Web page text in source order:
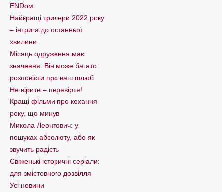
ENDом
Найкращі трилери 2022 року
– інтрига до останньої
хвилини
Місяць одруження має
значення. Він може багато
розповісти про ваш шлюб.
Не вірите – перевірте!
Кращі фільми про кохання
року, що минув
Микола Леонтович: у
пошуках абсолюту, або як
звучить радість
Свіженькі історичні серіали:
для змістовного дозвілля
Усі новини